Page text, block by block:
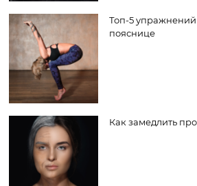
Топ-5
пояснице
Как замедлить